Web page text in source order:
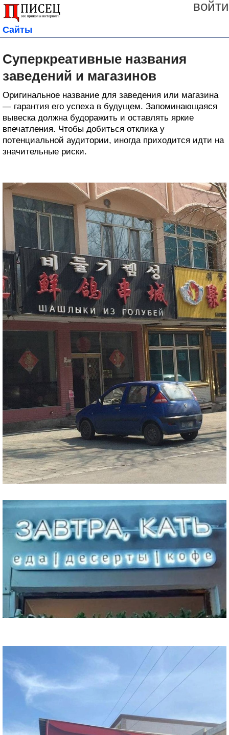
войти
Сайты
Суперкреативные названия
заведений и магазинов
Оригинальное название для заведения или магазина
— гарантия его успеха в будущем. Запоминающаяся
вывеска должна будоражить и оставлять яркие
впечатления. Чтобы добиться отклика у
потенциальной аудитории, иногда приходится идти на
значительные риски.